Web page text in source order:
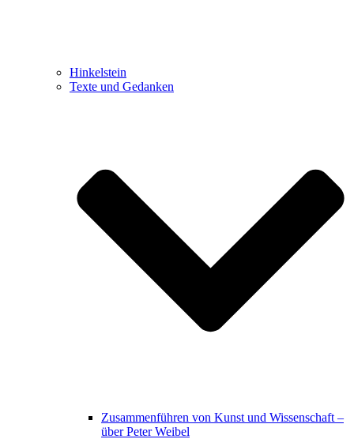
Hinkelstein
Texte und Gedanken
Zusammenführen von Kunst und Wissenschaft –
über Peter Weibel